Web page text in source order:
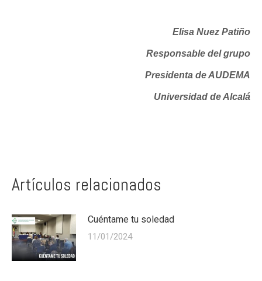
Elisa Nuez Patiño
Responsable del grupo
Presidenta de AUDEMA
Universidad de Alcalá
Artículos relacionados
Cuéntame tu soledad
11/01/2024